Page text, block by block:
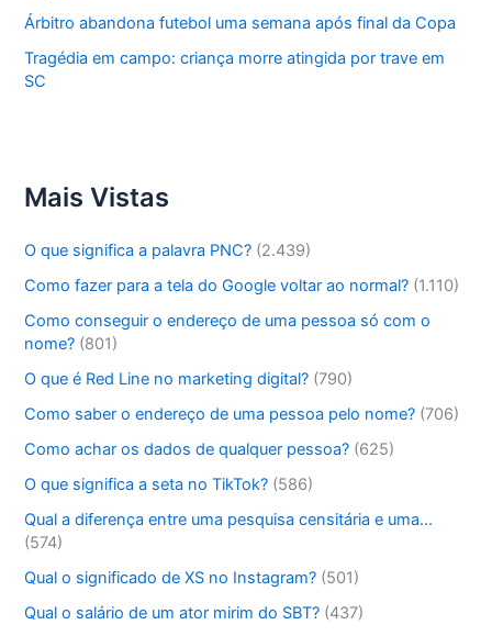
Árbitro abandona futebol uma semana após final da Copa
Tragédia em campo: criança morre atingida por trave em
SC
Mais Vistas
O que significa a palavra PNC? (2.439)
Como fazer para a tela do Google voltar ao normal? (1.110)
Como conseguir o endereço de uma pessoa só com o
nome? (801)
O que é Red Line no marketing digital? (790)
Como saber o endereço de uma pessoa pelo nome? (706)
Como achar os dados de qualquer pessoa? (625)
O que significa a seta no TikTok? (586)
Qual a diferença entre uma pesquisa censitária e uma…
(574)
Qual o significado de XS no Instagram? (501)
Qual o salário de um ator mirim do SBT? (437)